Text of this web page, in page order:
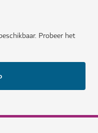
Probeer het